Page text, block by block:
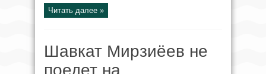
Читать далее »
Шавкат Мирзиёев не
поедет на